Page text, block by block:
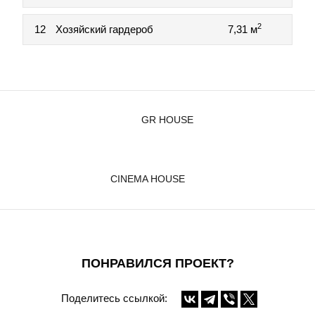
12 Хозяйский гардероб 7,31 м2
GR HOUSE
CINEMA HOUSE
ПОНРАВИЛСЯ ПРОЕКТ?
Поделитесь ссылкой: